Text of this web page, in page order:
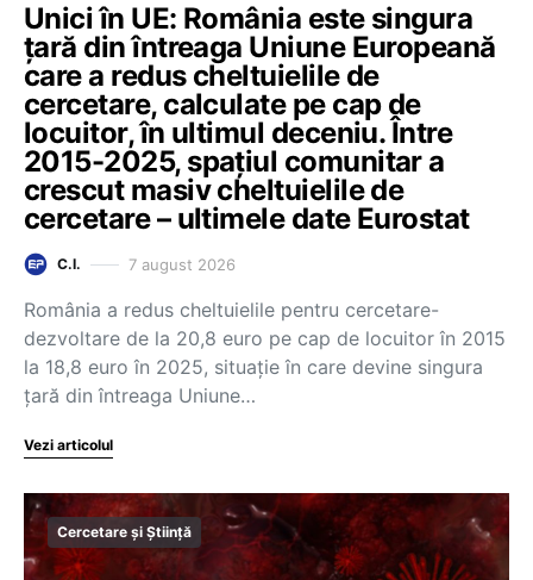
Unici în UE: România este singura
țară din întreaga Uniune Europeană
care a redus cheltuielile de
cercetare, calculate pe cap de
locuitor, în ultimul deceniu. Între
2015-2025, spațiul comunitar a
crescut masiv cheltuielile de
cercetare – ultimele date Eurostat
C.I. 7 august 2026
România a redus cheltuielile pentru cercetare-
dezvoltare de la 20,8 euro pe cap de locuitor în 2015
la 18,8 euro în 2025, situație în care devine singura
țară din întreaga Uniune…
Vezi articolul
Cercetare și Știință